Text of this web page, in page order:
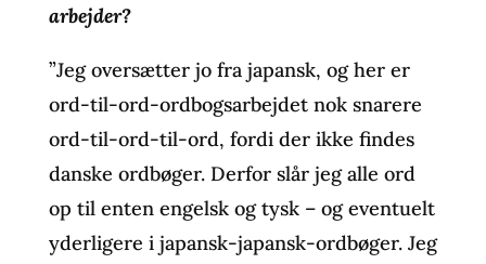
arbejder?
”Jeg oversætter jo fra japansk, og her er
ord-til-ord-ordbogsarbejdet nok snarere
ord-til-ord-til-ord, fordi der ikke findes
danske ordbøger. Derfor slår jeg alle ord
op til enten engelsk og tysk – og eventuelt
yderligere i japansk-japansk-ordbøger. Jeg